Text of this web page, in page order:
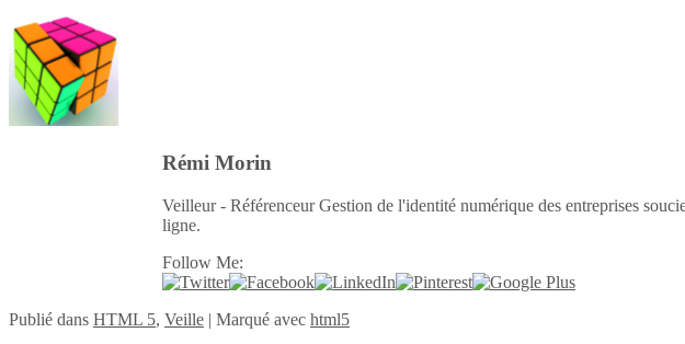
Rémi Morin
Veilleur - Référenceur Gestion de l'identité numérique des entreprises
ligne.
Follow Me:
Publié dans HTML 5, Veille | Marqué avec html5